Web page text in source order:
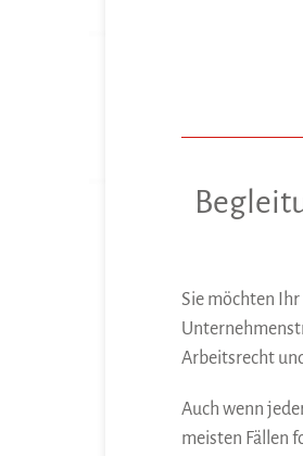
Sie möchten
Arbeitsrecht
Auch wenn
meisten Fällen